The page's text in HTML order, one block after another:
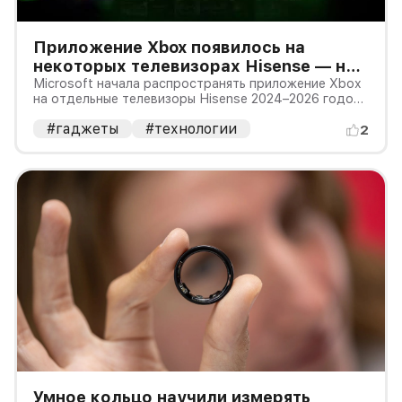
Приложение Xbox появилось на
некоторых телевизорах Hisense — но
не в России
Microsoft начала распространять приложение Xbox
на отдельные телевизоры Hisense 2024–2026 годов
операционная система Smart TV, установленная на
#гаджеты #технологии 2
Умное кольцо научили измерять